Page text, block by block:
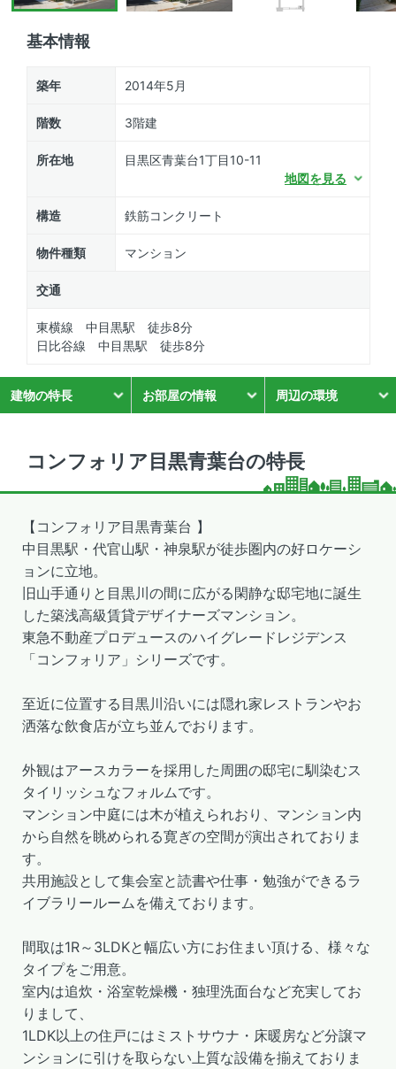
基本情報
築年 2014年5月
階数 3階建
所在地
目黒区青葉台1丁目10-11
地図を見る
構造 鉄筋コンクリート
物件種類 マンション
交通
東横線 中目黒駅 徒歩8分
日比谷線 中目黒駅 徒歩8分
建物の特長 お部屋の情報 周辺の環境
コンフォリア目黒青葉台の特長
【コンフォリア目黒青葉台 】
中目黒駅・代官山駅・神泉駅が徒歩圏内の好ロケーシ
ョンに立地。
旧山手通りと目黒川の間に広がる閑静な邸宅地に誕生
した築浅高級賃貸デザイナーズマンション。
東急不動産プロデュースのハイグレードレジデンス
「コンフォリア」シリーズです。
至近に位置する目黒川沿いには隠れ家レストランやお
洒落な飲食店が立ち並んでおります。
外観はアースカラーを採用した周囲の邸宅に馴染むス
タイリッシュなフォルムです。
マンション中庭には木が植えられおり、マンション内
から自然を眺められる寛ぎの空間が演出されておりま
す。
共用施設として集会室と読書や仕事・勉強ができるラ
イブラリールームを備えております。
間取は1R～3LDKと幅広い方にお住まい頂ける、様々な
タイプをご用意。
室内は追炊・浴室乾燥機・独理洗面台など充実してお
りまして、
1LDK以上の住戸にはミストサウナ・床暖房など分譲マ
ンションに引けを取らない上質な設備を揃えておりま